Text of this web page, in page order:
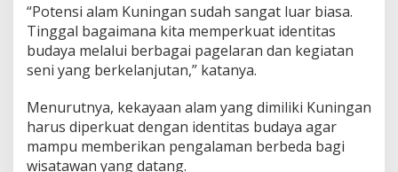
“Potensi alam Kuningan sudah sangat luar biasa.
Tinggal bagaimana kita memperkuat identitas
budaya melalui berbagai pagelaran dan kegiatan
seni yang berkelanjutan,” katanya.
Menurutnya, kekayaan alam yang dimiliki Kuningan
harus diperkuat dengan identitas budaya agar
mampu memberikan pengalaman berbeda bagi
wisatawan yang datang.